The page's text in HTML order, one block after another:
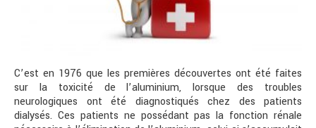
C’est en 1976 que les premières découvertes ont été faites
sur la toxicité de l’aluminium, lorsque des troubles
neurologiques ont été diagnostiqués chez des patients
dialysés. Ces patients ne possédant pas la fonction rénale